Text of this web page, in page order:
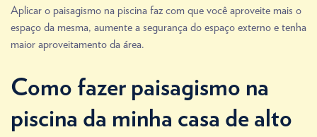
Aplicar o paisagismo na piscina faz com que você aproveite mais o
espaço da mesma, aumente a segurança do espaço externo e tenha
maior aproveitamento da área.
Como fazer paisagismo na
piscina da minha casa de alto